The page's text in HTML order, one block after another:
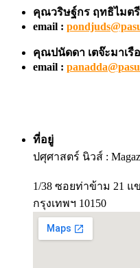
คุณวริษฐ์กร ฤทธิไมต
email :
คุณปนัดดา เตจ๊ะมาเรื
email :
ที่อยู่
ปศุศาสตร์ นิวส์ :
1/38 ซอยท่าข้าม 21 แ
กรุงเทพฯ 10150